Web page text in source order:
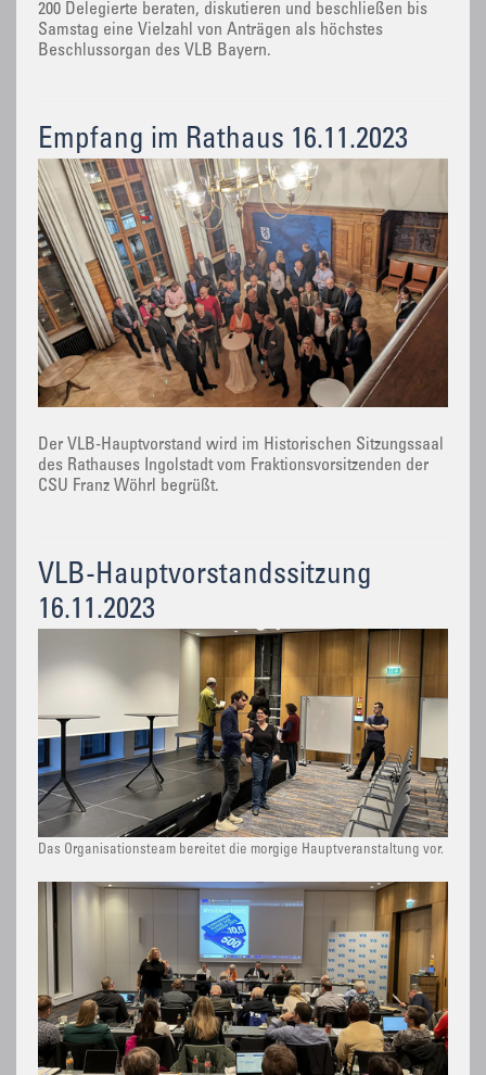
200 Delegierte beraten, diskutieren und beschließen bis
Samstag eine Vielzahl von Anträgen als höchstes
Beschlussorgan des VLB Bayern.
Empfang im Rathaus 16.11.2023
Der VLB-Hauptvorstand wird im Historischen Sitzungssaal
des Rathauses Ingolstadt vom Fraktionsvorsitzenden der
CSU Franz Wöhrl begrüßt.
VLB-Hauptvorstandssitzung
16.11.2023
Das Organisationsteam bereitet die morgige Hauptveranstaltung vor.